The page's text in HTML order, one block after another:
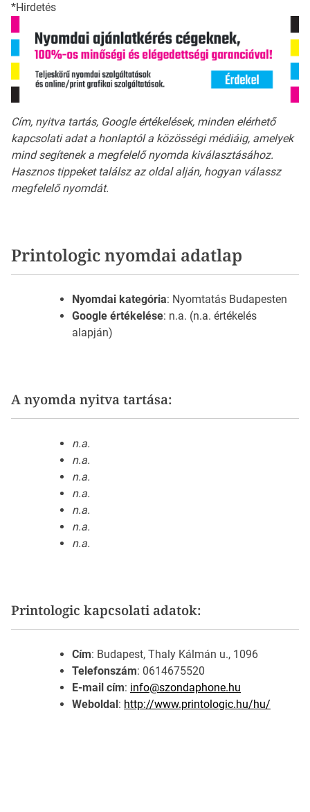
*Hirdetés
Cím, nyitva tartás, Google értékelések, minden elérhető
kapcsolati adat a honlaptól a közösségi médiáig, amelyek
mind segítenek a megfelelő nyomda kiválasztásához.
Hasznos tippeket találsz az oldal alján, hogyan válassz
megfelelő nyomdát.
Printologic nyomdai adatlap
Nyomdai kategória: Nyomtatás Budapesten
Google értékelése: n.a. (n.a. értékelés
alapján)
A nyomda nyitva tartása:
n.a.
n.a.
n.a.
n.a.
n.a.
n.a.
n.a.
Printologic kapcsolati adatok:
Cím: Budapest, Thaly Kálmán u., 1096
Telefonszám: 0614675520
E-mail cím: info@szondaphone.hu
Weboldal : http://www.printologic.hu/hu/